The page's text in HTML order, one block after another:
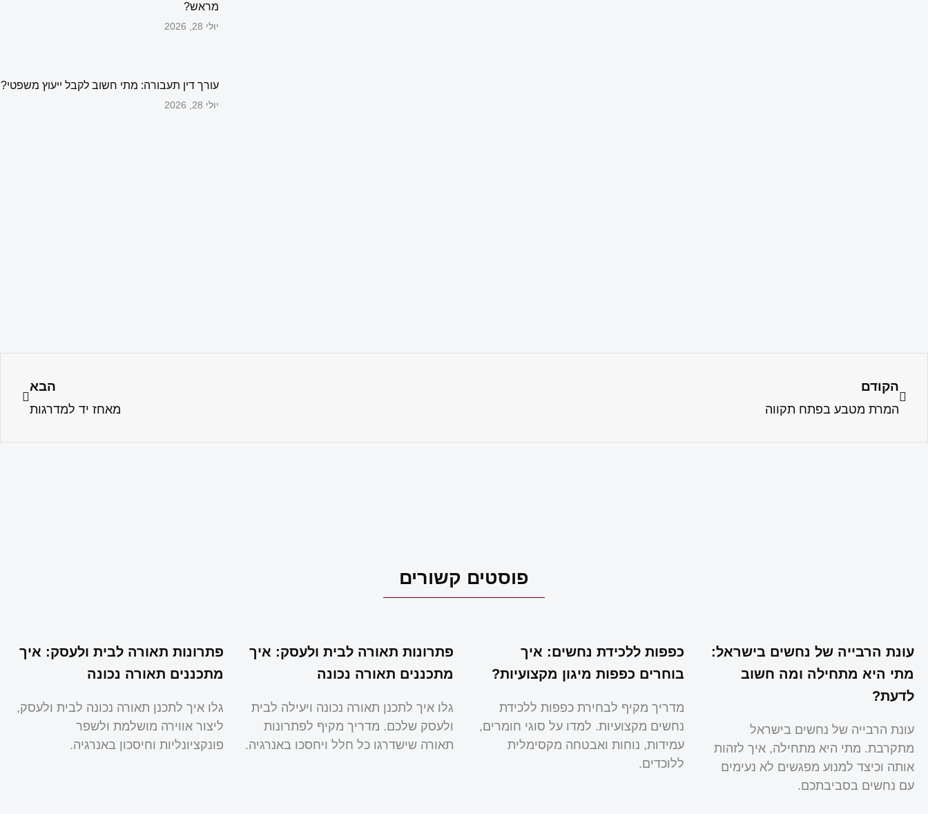
מראש?
יולי 28, 2026
עורך דין תעבורה: מתי חשוב לקבל ייעוץ משפטי?
יולי 28, 2026
הקודם
המרת מטבע בפתח תקווה
הבא
מאחז יד למדרגות
פוסטים קשורים
עונת הרבייה של נחשים בישראל:
מתי היא מתחילה ומה חשוב
לדעת?
עונת הרבייה של נחשים בישראל
מתקרבת. מתי היא מתחילה, איך לזהות
אותה וכיצד למנוע מפגשים לא נעימים
עם נחשים בסביבתכם.
כפפות ללכידת נחשים: איך
בוחרים כפפות מיגון מקצועיות?
מדריך מקיף לבחירת כפפות ללכידת
נחשים מקצועיות. למדו על סוגי חומרים,
עמידות, נוחות ואבטחה מקסימלית
ללוכדים.
פתרונות תאורה לבית ולעסק: איך
מתכננים תאורה נכונה
גלו איך לתכנן תאורה נכונה ויעילה לבית
ולעסק שלכם. מדריך מקיף לפתרונות
תאורה שישדרגו כל חלל ויחסכו באנרגיה.
פתרונות תאורה לבית ולעסק: איך
מתכננים תאורה נכונה
גלו איך לתכנן תאורה נכונה לבית ולעסק,
ליצור אווירה מושלמת ולשפר
פונקציונליות וחיסכון באנרגיה.